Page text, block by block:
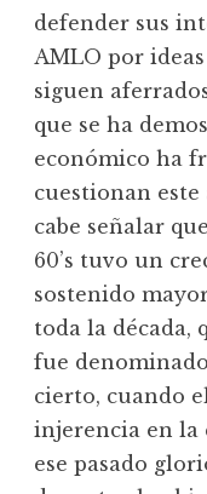
defender sus
AMLO por
siguen
que se ha
económico ha
cuestionan este
cabe señalar
60’s tuvo un
sostenido
toda la década,
fue
cierto, cuando
injerencia en la
ese pasado